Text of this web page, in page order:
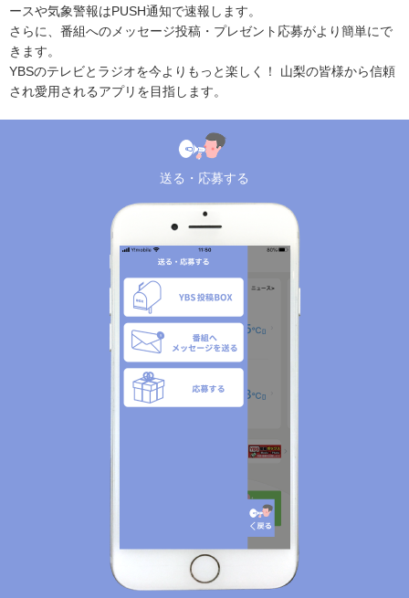
ースや気象警報はPUSH通知で速報します。
さらに、番組へのメッセージ投稿・プレゼント応募がより簡単にで
きます。
YBSのテレビとラジオを今よりもっと楽しく！ 山梨の皆様から信頼
され愛用されるアプリを目指します。
送る・応募する